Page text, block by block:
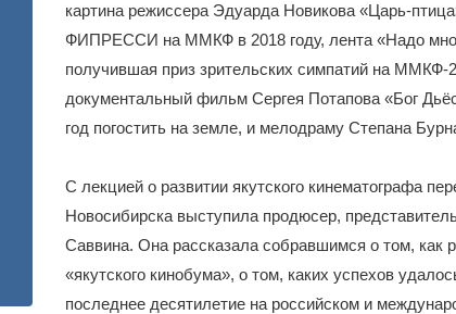
картина режиссера Эдуарда Новикова «Царь-
ФИПРЕССИ на ММКФ в 2018 году, лента «Надо
получившая приз зрительских симпатий на ММКФ-
документальный фильм Сергея Потапова «Бог
год погостить на земле, и мелодраму Степана
С лекцией о развитии якутского кинематографа
Новосибирска выступила продюсер,
Саввина. Она рассказала собравшимся о том, как
«якутского кинобума», о том, каких успехов
последнее десятилетие на российском и